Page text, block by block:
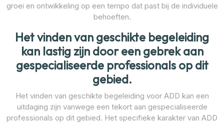
groei en ontwikkeling op een tempo dat past bij de individuele
behoeften.
Het vinden van geschikte begeleiding
kan lastig zijn door een gebrek aan
gespecialiseerde professionals op dit
gebied.
Het vinden van geschikte begeleiding voor ADD kan een
uitdaging zijn vanwege een tekort aan gespecialiseerde
professionals op dit gebied. Het specifieke karakter van ADD